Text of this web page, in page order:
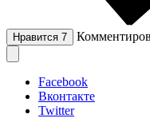
Нравится 7
Facebook
Вконтакте
Twitter